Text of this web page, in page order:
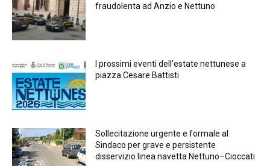
fraudolenta ad Anzio e Nettuno
I prossimi eventi dell’estate nettunese a
piazza Cesare Battisti
Sollecitazione urgente e formale al
Sindaco per grave e persistente
disservizio linea navetta Nettuno–Cioccati